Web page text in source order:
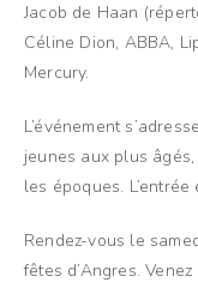
Jacob de Haan
Céline Dion, ABBA,
Mercury.
L’événement
jeunes aux plus
les époques.
Rendez-vous le
fêtes d’Angres.